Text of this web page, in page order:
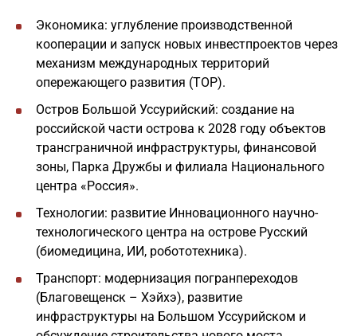
Экономика: углубление производственной
кооперации и запуск новых инвестпроектов через
механизм международных территорий
опережающего развития (ТОР).
Остров Большой Уссурийский: создание на
российской части острова к 2028 году объектов
трансграничной инфраструктуры, финансовой
зоны, Парка Дружбы и филиала Национального
центра «Россия».
Технологии: развитие Инновационного научно-
технологического центра на острове Русский
(биомедицина, ИИ, робототехника).
Транспорт: модернизация погранпереходов
(Благовещенск – Хэйхэ), развитие
инфраструктуры на Большом Уссурийском и